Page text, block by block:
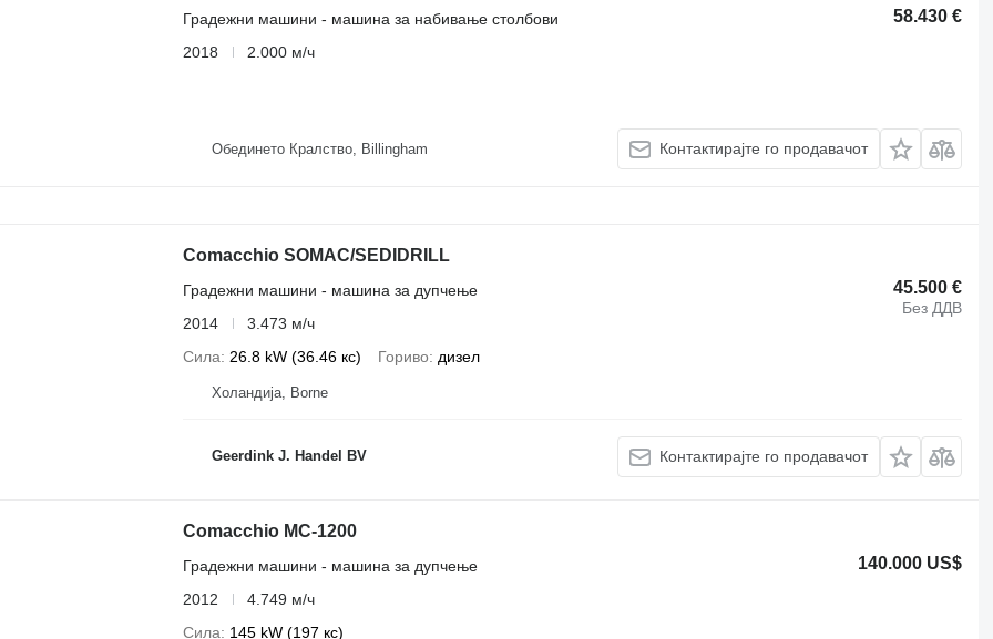
58.430 €
Градежни машини - машина за набивање столбови
2018
2.000 м/ч
Обединето Кралство, Billingham Контактирајте го продавачот
Comacchio SOMAC/SEDIDRILL
45.500 €
Без ДДВ
Градежни машини - машина за дупчење
2014
3.473 м/ч
Сила
26.8 kW (36.46 кс) Гориво дизел
Холандија, Borne
Geerdink J. Handel BV Контактирајте го продавачот
Comacchio MC-1200
140.000 US$
Градежни машини - машина за дупчење
2012
4.749 м/ч
Сила
145 kW (197 кс)